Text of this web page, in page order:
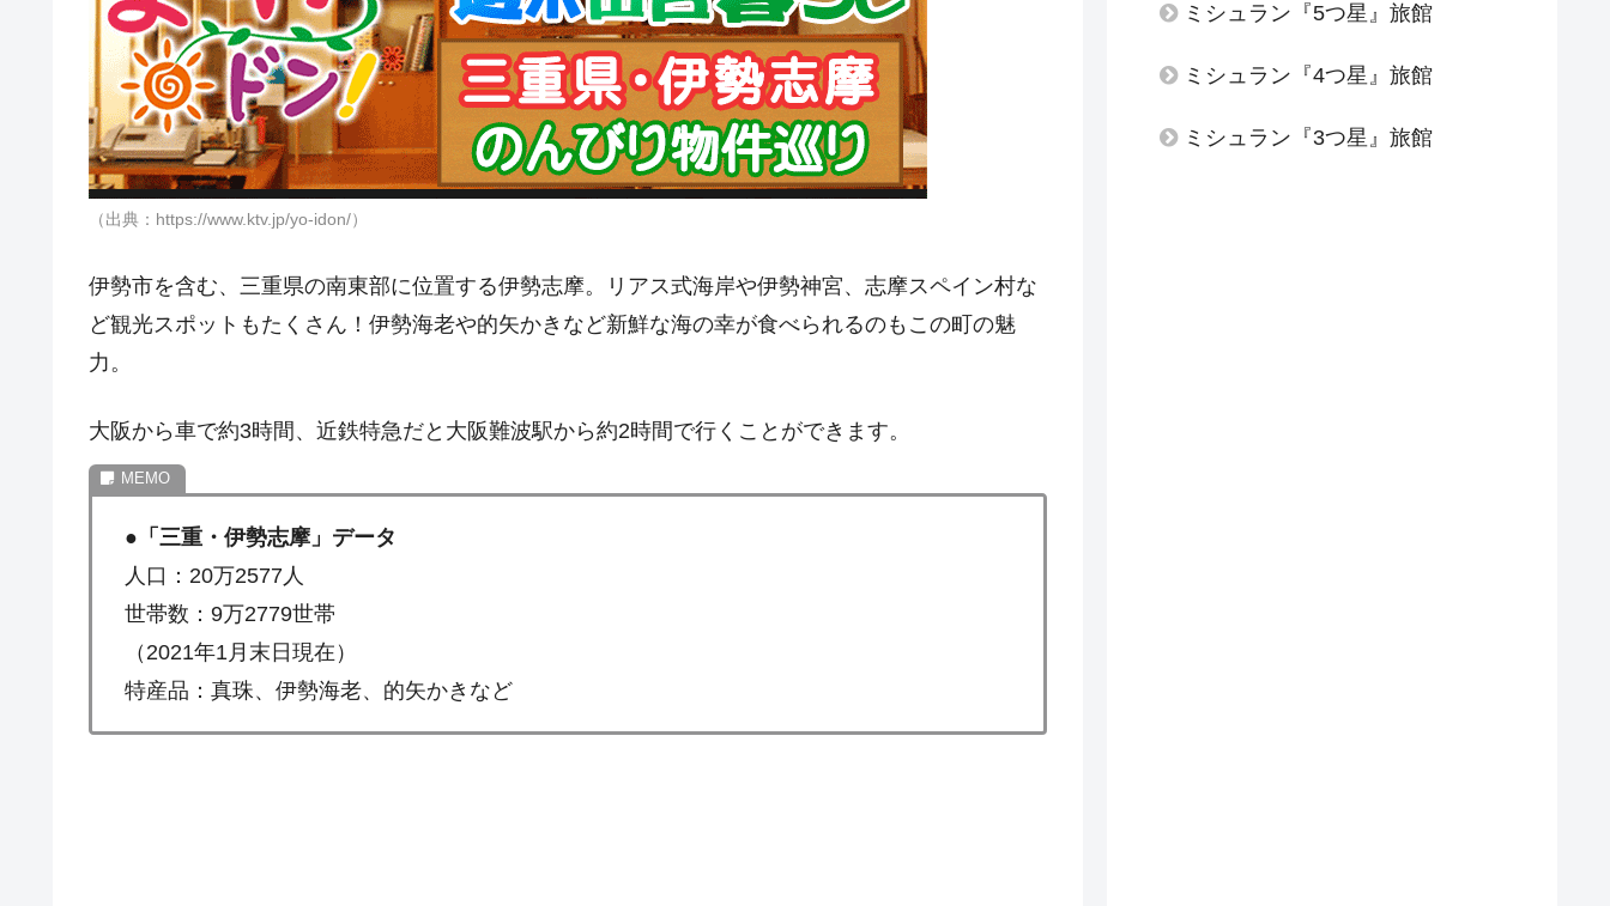
（出典：https://www.ktv.jp/yo-idon/）
伊勢市を含む、三重県の南東部に位置する伊勢志摩。リアス式海岸や伊勢神宮、志摩スペイン村な
ど観光スポットもたくさん！伊勢海老や的矢かきなど新鮮な海の幸が食べられるのもこの町の魅
力。
大阪から車で約3時間、近鉄特急だと大阪難波駅から約2時間で行くことができます。
● 「三重・伊勢志摩」データ
人口：20万2577人
世帯数：9万2779世帯
（2021年1月末日現在）
特産品：真珠、伊勢海老、的矢かきなど
ミシュラン『5つ星』旅館
ミシュラン『4つ星』旅館
ミシュラン『3つ星』旅館